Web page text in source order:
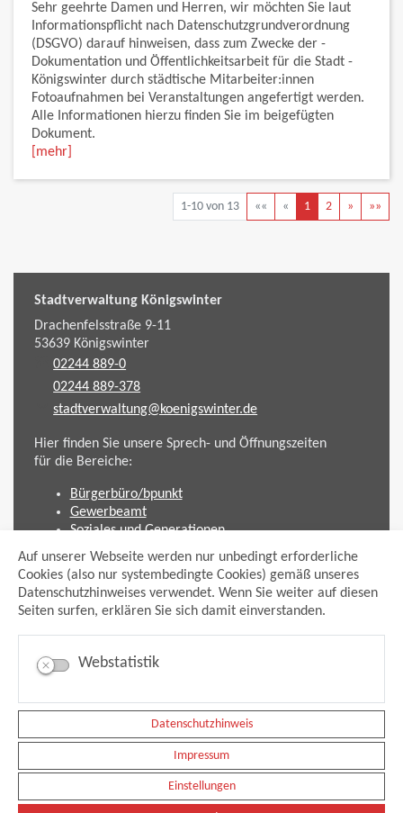
Auf unserer Webseite werden nur unbedingt erforderliche
Cookies (also nur systembedingte Cookies) gemäß unseres
Datenschutzhinweises verwendet. Wenn Sie weiter auf diesen
Seiten surfen, erklären Sie sich damit einverstanden.
Webstatistik
Datenschutzhinweis
Impressum
Einstellungen
Sehr geehrte Damen und Herren, wir möchten Sie laut
Informationspflicht nach Datenschutzgrundverordnung
(DSGVO) darauf hinweisen, dass zum ­Zwecke der ­
Dokumentation und ­Öffentlichkeitsarbeit für die Stadt ­
Königswinter durch städtische ­Mitarbeiter:innen
Fotoaufnahmen bei Veranstaltungen ­angefertigt werden.
Alle Informationen hierzu finden Sie im beigefügten
Dokument.
[mehr]
1-10 von 13 «« « 1 2 » »»
Stadtverwaltung Königswinter
Drachenfelsstraße 9-11
53639Königswinter
02244 889-0
02244 889-378
stadtverwaltung@koenigswinter.de
Hier finden Sie unsere Sprech- und Öffnungszeiten
für die Bereiche:
Bürgerbüro/bpunkt
Gewerbeamt
Soziales und Generationen
Standesamt
Friedhofsverwaltung
Planen und Bauen (Bauamt)
Impressum
Datenschutzhinweis
Anmelden
Facebook
xing
Newsfeed Ausschreibungen
Newsfeed Bekanntmachungen
Erklärung Barrierefreiheit